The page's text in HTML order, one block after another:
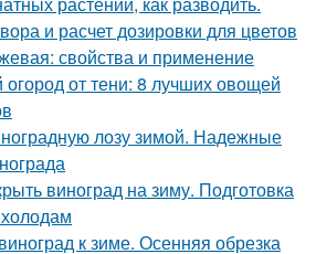
и расчет дозировки для цветов
свойства и применение
от тени: 8 лучших овощей
лозу зимой. Надежные
виноград на зиму. Подготовка
к зиме. Осенняя обрезка